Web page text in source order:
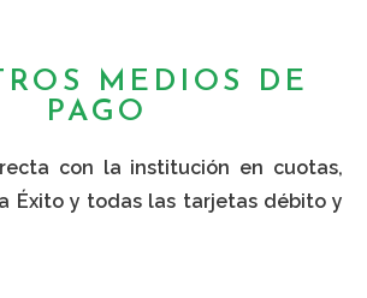
MEDIOS DE
PAGO
con la institución en cuotas,
Éxito y todas las tarjetas débito y